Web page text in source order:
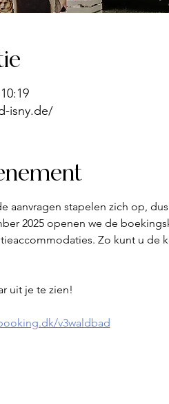
isny.de/
aanvragen stapelen zich op,
2025 openen we de
Zo kunt u
uit je te zien!
v3waldbad